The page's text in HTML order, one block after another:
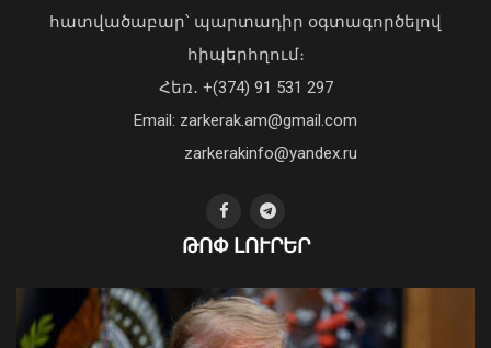
Picsart ընկերության հիմնադիր և
գործադիր տնօրեն Հովհաննես
06 Օգոստոս, 2026 22:51
Վարչապետ Փաշինյանն այցելել է
«ԷԼԵՎԵՅԹ ԷՅԱՅ» արհեստական
բանականության գործարան
հատվածաբար՝ պարտադիր օգտագործելով
հիպերհղում։
Հեռ․ +(374) 91 531 297
Email: zarkerak.am@gmail.com
zarkerakinfo@yandex.ru
ԹՈՓ ԼՈՒՐԵՐ